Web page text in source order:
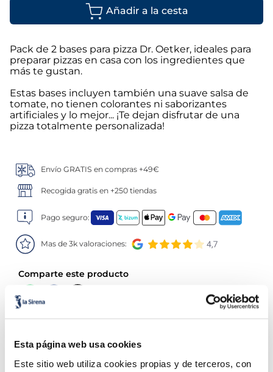
Esta página web usa cookies
Este sitio web utiliza cookies propias y de terceros, con
Añadir a la cesta
Pack de 2 bases para pizza Dr. Oetker, ideales para
preparar pizzas en casa con los ingredientes que
más te gustan.
Estas bases incluyen también una suave salsa de
tomate, no tienen colorantes ni saborizantes
artificiales y lo mejor... ¡Te dejan disfrutar de una
pizza totalmente personalizada!
Envío GRATIS en compras +49€
Recogida gratis en +250 tiendas
Pago seguro:
Mas de 3k valoraciones:
Preparación y descongelación